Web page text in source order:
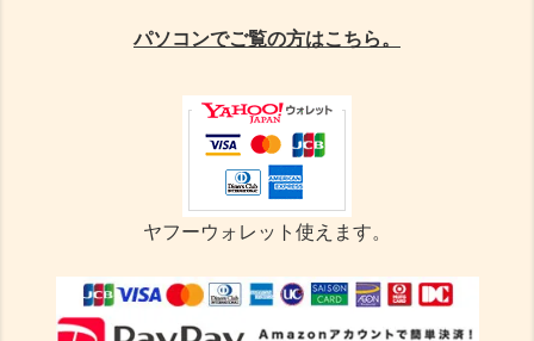
パソコンでご覧の方はこちら。
ヤフーウォレット使えます。